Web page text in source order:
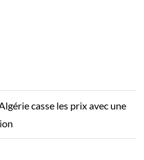
casse les prix avec une